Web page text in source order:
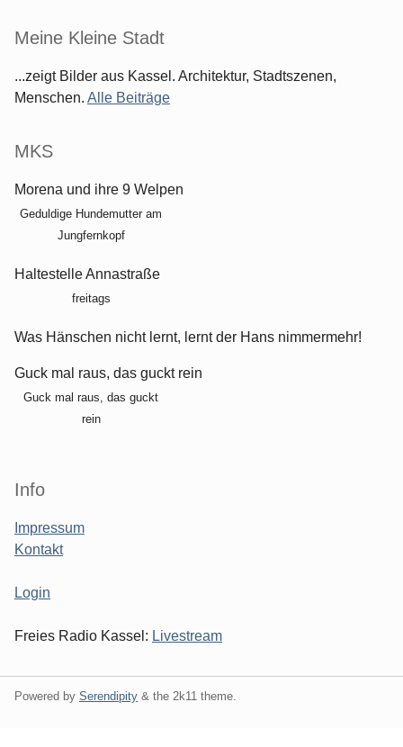
Meine Kleine Stadt
...zeigt Bilder aus Kassel. Architektur, Stadtszenen,
Menschen. Alle Beiträge
MKS
Morena und ihre 9 Welpen
Geduldige Hundemutter am
Jungfernkopf
Haltestelle Annastraße
freitags
Was Hänschen nicht lernt, lernt der Hans nimmermehr!
Guck mal raus, das guckt rein
Guck mal raus, das guckt
rein
Info
Impressum
Kontakt
Login
Freies Radio Kassel: Livestream
Powered by Serendipity & the 2k11 theme.